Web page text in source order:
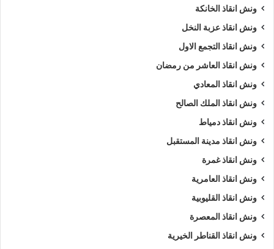
ونش انقاذ الخانكة
ونش انقاذ عزبة النخل
ونش انقاذ التجمع الاول
ونش انقاذ العاشر من رمضان
ونش انقاذ المعادي
ونش انقاذ الملك الصالح
ونش انقاذ دمياط
ونش انقاذ مدينة المستقبل
ونش انقاذ غمرة
ونش انقاذ العامرية
ونش انقاذ القليوبية
ونش انقاذ المعصرة
ونش انقاذ القناطر الخيرية